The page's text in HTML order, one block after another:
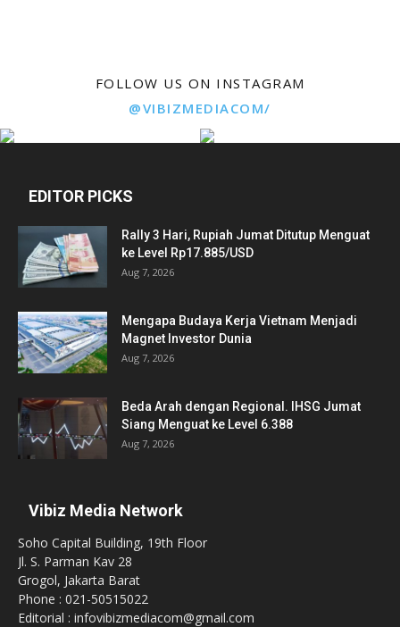
FOLLOW US ON INSTAGRAM
@VIBIZMEDIACOM/
EDITOR PICKS
Rally 3 Hari, Rupiah Jumat Ditutup Menguat
ke Level Rp17.885/USD
Aug 7, 2026
Mengapa Budaya Kerja Vietnam Menjadi
Magnet Investor Dunia
Aug 7, 2026
Beda Arah dengan Regional. IHSG Jumat
Siang Menguat ke Level 6.388
Aug 7, 2026
Vibiz Media Network
Soho Capital Building, 19th Floor
Jl. S. Parman Kav 28
Grogol, Jakarta Barat
Phone : 021-50515022
Editorial : infovibizmediacom@gmail.com